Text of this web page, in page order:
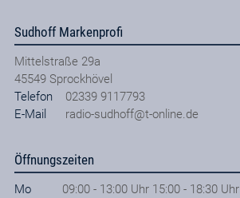
Sudhoff Markenprofi
Mittelstraße 29a
45549 Sprockhövel
Telefon
02339 9117793
E-Mail
radio-sudhoff@t-online.de
Öffnungszeiten
Mo
09:00 - 13:00 Uhr 15:00 - 18:30 Uhr